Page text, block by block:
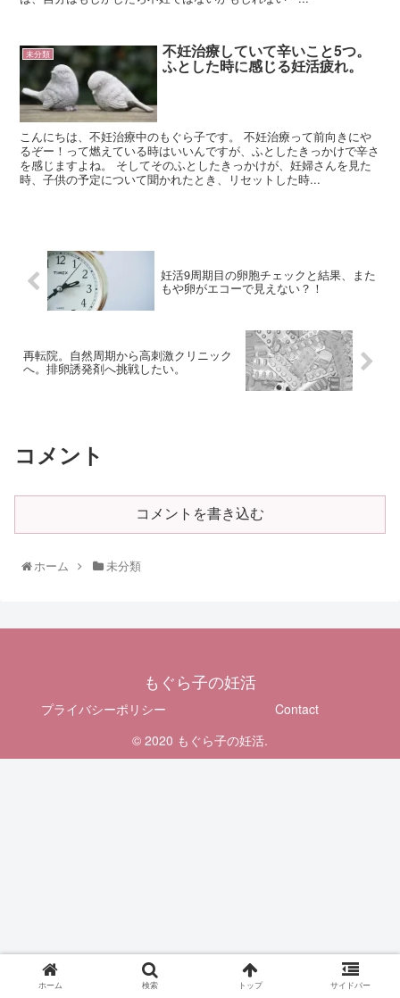
未分類 不妊治療していて辛いこと5つ。
ふとした時に感じる妊活疲れ。
こんにちは、不妊治療中のもぐら子です。 不妊治療って前向きにや
るぞー！って燃えている時はいいんですが、ふとしたきっかけで辛さ
を感じますよね。 そしてそのふとしたきっかけが、妊婦さんを見た
時、子供の予定について聞かれたとき、リセットした時...
妊活9周期目の卵胞チェックと結果、また
もや卵がエコーで見えない？！
再転院。自然周期から高刺激クリニック
へ。排卵誘発剤へ挑戦したい。
コメント
コメントを書き込む
ホーム 未分類
もぐら子の妊活
プライバシーポリシー
Contact
© 2020 もぐら子の妊活.
ホーム 検索 トップ サイドバー